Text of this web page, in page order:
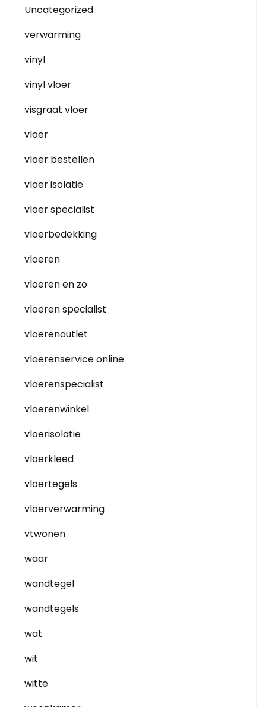
Uncategorized
verwarming
vinyl
vinyl vloer
visgraat vloer
vloer
vloer bestellen
vloer isolatie
vloer specialist
vloerbedekking
vloeren
vloeren en zo
vloeren specialist
vloerenoutlet
vloerenservice online
vloerenspecialist
vloerenwinkel
vloerisolatie
vloerkleed
vloertegels
vloerverwarming
vtwonen
waar
wandtegel
wandtegels
wat
wit
witte